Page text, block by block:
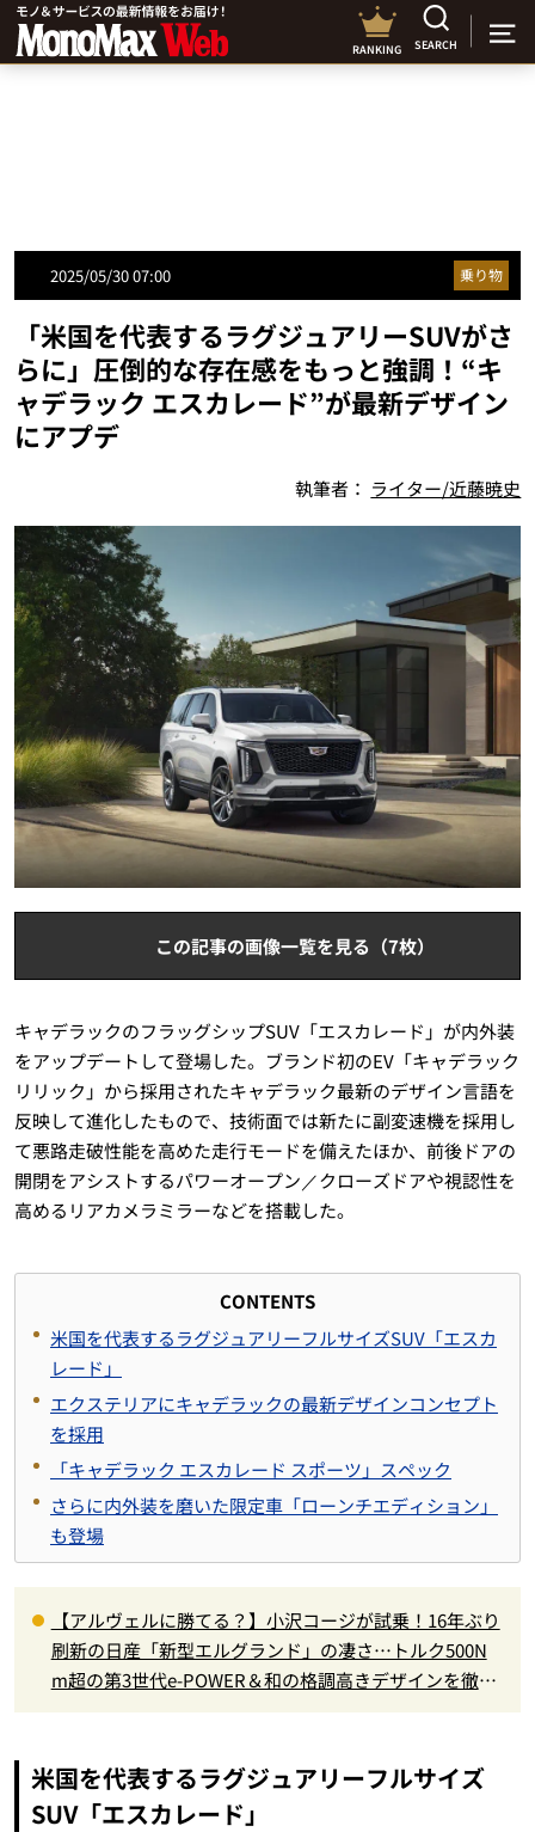
RANKING SEARCH
2025/05/30 07:00 乗り物
「米国を代表するラグジュアリーSUVがさ
らに」圧倒的な存在感をもっと強調！“キ
ャデラック エスカレード”が最新デザイン
にアプデ
執筆者： ライター/近藤暁史
この記事の画像一覧を見る（7枚）
キャデラックのフラッグシップSUV「エスカレード」が内外装
をアップデートして登場した。ブランド初のEV「キャデラック
リリック」から採用されたキャデラック最新のデザイン言語を
反映して進化したもので、技術面では新たに副変速機を採用し
て悪路走破性能を高めた走行モードを備えたほか、前後ドアの
開閉をアシストするパワーオープン／クローズドアや視認性を
高めるリアカメラミラーなどを搭載した。
CONTENTS
米国を代表するラグジュアリーフルサイズSUV「エスカ
レード」
エクステリアにキャデラックの最新デザインコンセプト
を採用
「キャデラック エスカレード スポーツ」スペック
さらに内外装を磨いた限定車「ローンチエディション」
も登場
【アルヴェルに勝てる？】小沢コージが試乗！16年ぶり
刷新の日産「新型エルグランド」の凄さ…トルク500N
m超の第3世代e-POWER＆和の格調高きデザインを徹底
米国を代表するラグジュアリーフルサイズ
SUV「エスカレード」